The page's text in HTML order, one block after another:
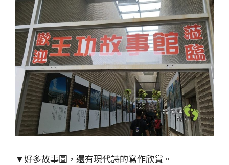
▼好多故事圖，還有現代詩的寫作欣賞。